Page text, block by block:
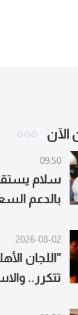
الآن
09:50
سلام
بالدعم
2026-08-02
"اللجان
تتكرر..